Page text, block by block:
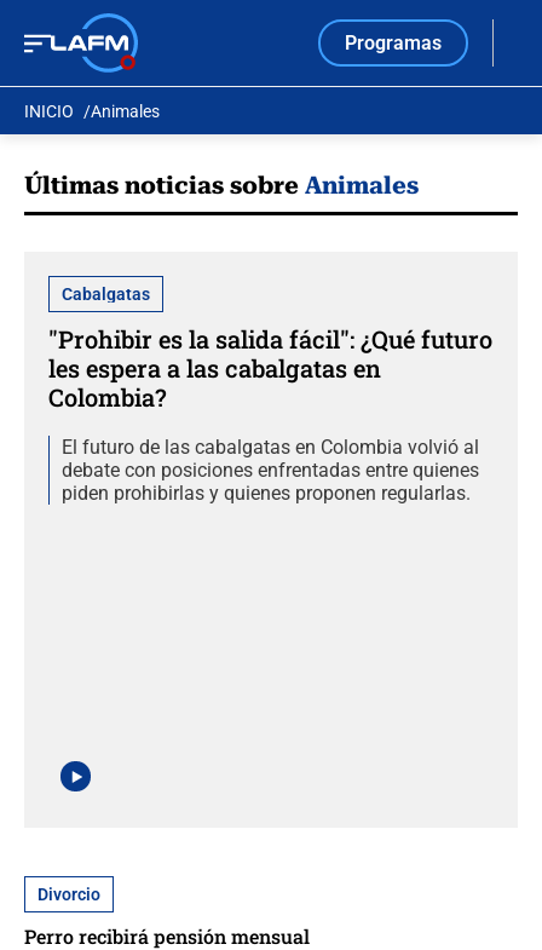
Programas
INICIO Animales
Últimas noticias sobre Animales
Cabalgatas
"Prohibir es la salida fácil": ¿Qué futuro
les espera a las cabalgatas en
Colombia?
El futuro de las cabalgatas en Colombia volvió al
debate con posiciones enfrentadas entre quienes
piden prohibirlas y quienes proponen regularlas.
Divorcio
Perro recibirá pensión mensual